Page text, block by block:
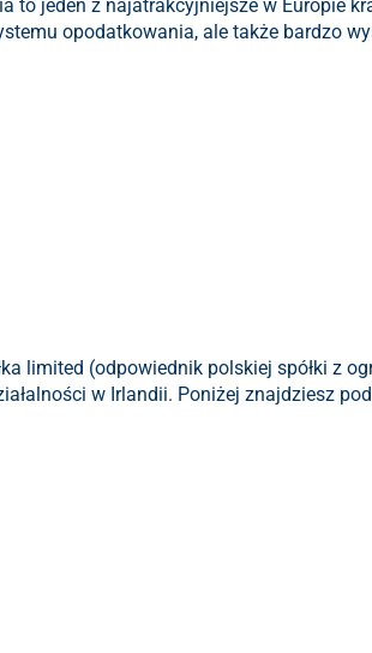
to jeden z najatrakcyjniejsze w Europie
opodatkowania, ale także bardzo
limited (odpowiednik polskiej spółki z
w Irlandii. Poniżej znajdziesz